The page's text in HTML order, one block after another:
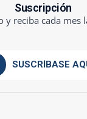
Suscripción
y reciba cada mes
SUSCRÍBASE